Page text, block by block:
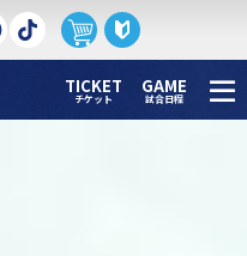
TICKET
チケット
GAME
試合日程